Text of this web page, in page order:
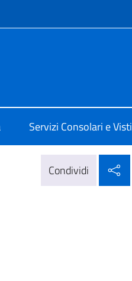
Servizi Consolari e Visti
Condividi